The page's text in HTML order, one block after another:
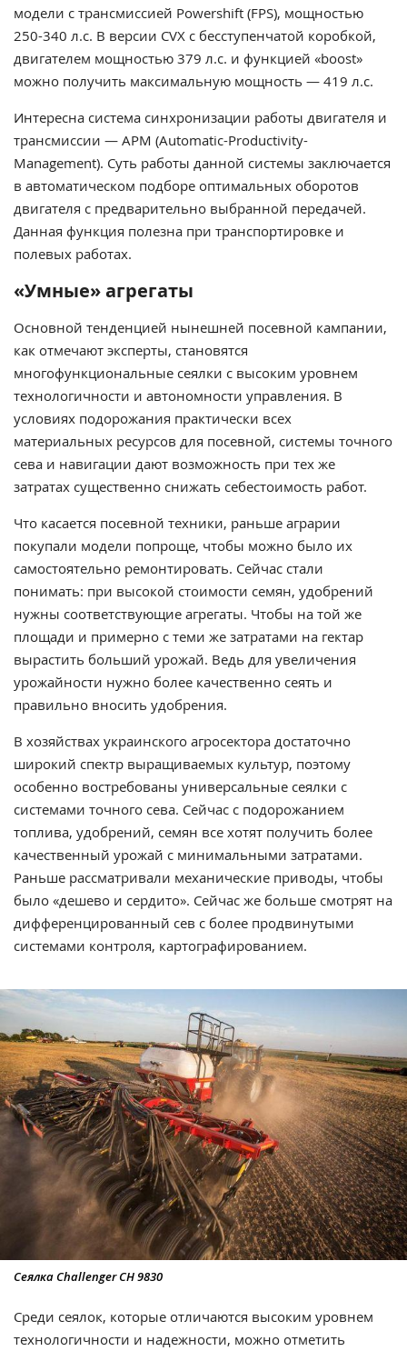
модели с трансмиссией Powershift (FPS), мощностью
250-340 л.с. В версии CVX с бесступенчатой коробкой,
двигателем мощностью 379 л.с. и функцией «boost»
можно получить максимальную мощность — 419 л.с.
Интересна система синхронизации работы двигателя и
трансмиссии — APM (Automatic-Productivity-
Management). Суть работы данной системы заключается
в автоматическом подборе оптимальных оборотов
двигателя с предварительно выбранной передачей.
Данная функция полезна при транспортировке и
полевых работах.
«Умные» агрегаты
Основной тенденцией нынешней посевной кампании,
как отмечают эксперты, становятся
многофункциональные сеялки с высоким уровнем
технологичности и автономности управления. В
условиях подорожания практически всех
материальных ресурсов для посевной, системы точного
сева и навигации дают возможность при тех же
затратах существенно снижать себестоимость работ.
Что касается посевной техники, раньше аграрии
покупали модели попроще, чтобы можно было их
самостоятельно ремонтировать. Сейчас стали
понимать: при высокой стоимости семян, удобрений
нужны соответствующие агрегаты. Чтобы на той же
площади и примерно с теми же затратами на гектар
вырастить больший урожай. Ведь для увеличения
урожайности нужно более качественно сеять и
правильно вносить удобрения.
В хозяйствах украинского агросектора достаточно
широкий спектр выращиваемых культур, поэтому
особенно востребованы универсальные сеялки с
системами точного сева. Сейчас с подорожанием
топлива, удобрений, семян все хотят получить более
качественный урожай с минимальными затратами.
Раньше рассматривали механические приводы, чтобы
было «дешево и сердито». Сейчас же больше смотрят на
дифференцированный сев с более продвинутыми
системами контроля, картографированием.
Сеялка Challenger CH 9830
Среди сеялок, которые отличаются высоким уровнем
технологичности и надежности, можно отметить